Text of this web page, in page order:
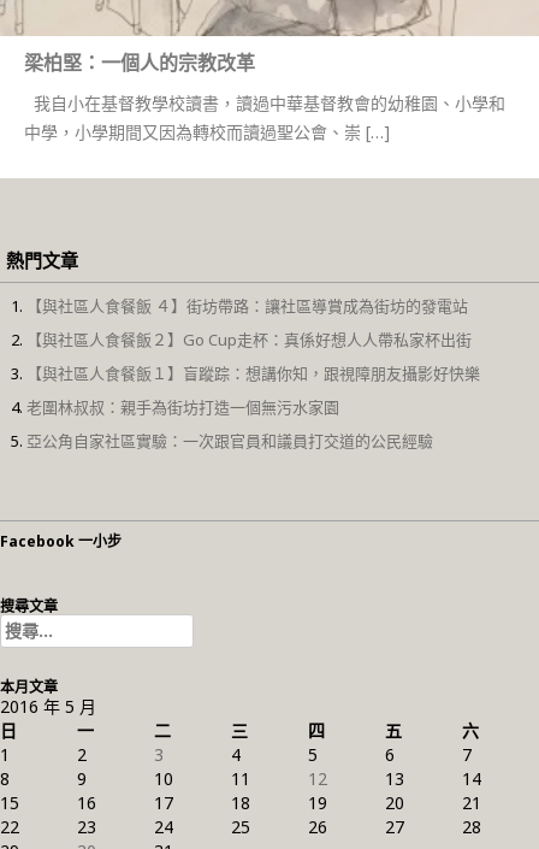
梁柏堅：一個人的宗教改革
我自小在基督教學校讀書，讀過中華基督教會的幼稚園、小學和
中學，小學期間又因為轉校而讀過聖公會、崇 […]
熱門文章
【與社區人食餐飯 ４】街坊帶路：讓社區導賞成為街坊的發電站
【與社區人食餐飯２】Go Cup走杯：真係好想人人帶私家杯出街
【與社區人食餐飯１】盲蹤踪：想講你知，跟視障朋友攝影好快樂
老圍林叔叔：親手為街坊打造一個無污水家園
亞公角自家社區實驗：一次跟官員和議員打交道的公民經驗
Facebook 一小步
搜尋文章
搜
尋
關
鍵
字:
本月文章
2016 年 5 月
日
一 二 三 四 五
六
1
2 3 4 5 6
7
8
9 10 11 12 13
14
15
16 17 18 19 20
21
22
23 24 25 26 27
28